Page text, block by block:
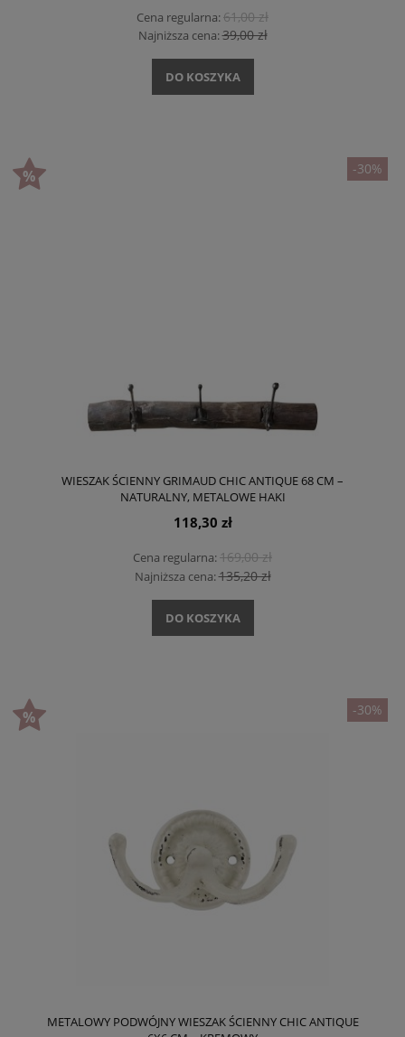
Cena regularna:61,00 zł
Najniższa cena:39,00 zł
DO KOSZYKA
WIESZAK ŚCIENNY GRIMAUD CHIC ANTIQUE 68 CM –
NATURALNY, METALOWE HAKI
118,30 zł
Cena regularna:169,00 zł
Najniższa cena:135,20 zł
DO KOSZYKA
-30%
METALOWY PODWÓJNY WIESZAK ŚCIENNY CHIC ANTIQUE
-30%